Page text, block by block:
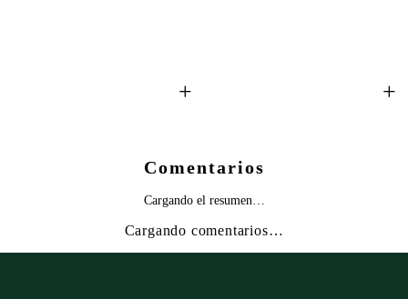
+ +
Comentarios
Cargando el resumen…
Cargando comentarios…